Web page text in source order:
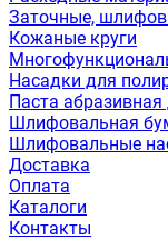
Заточные,
Кожаные круги
Насадки для
Паста
Шлифовальная
Шлифовальные
Доставка
Оплата
Каталоги
Контакты